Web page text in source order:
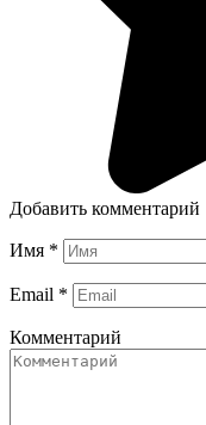
Добавить комментарий
Имя *
Email *
Комментарий